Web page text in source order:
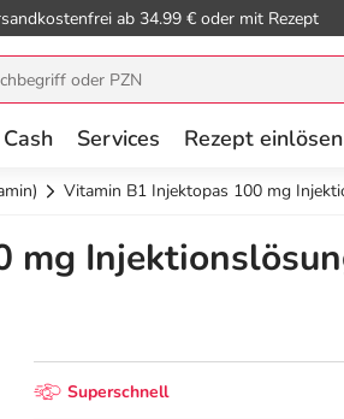
ab 34.99 € oder mit Rezept
Services Rezept einlösen
Vitamin B1 Injektopas 100 mg
mg
Superschnell